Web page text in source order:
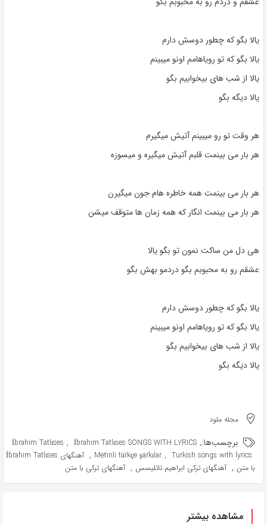
یالا بگو که چطور دوسش دارم
یالا بگو که تو رویاهامم اونو میبینم
یالا از شب های بیخوابیم بگو
یالا دیگه بگو
هر وقت تو رو میبینم آتیش میگیرم
هر بار می بینمت قلبم آتیش میگیره و میسوزه
هر بار می بینمت همه خاطره هام جون میگیرن
هر بار می بینمت انگار که همه زمان ها متوقف میشن
هی دل من ساکت نمون تو بگو یالا
عشقم رو به محبوبم بگو دردمو بهش بگو
یالا بگو که چطور دوسش دارم
یالا بگو که تو رویاهامم اونو میبینم
یالا از شب های بیخوابیم بگو
یالا دیگه بگو
مجله ملود
برچسب‌ها: İbrahim Tatlıses , İbrahim Tatlıses SONGS WITH LYRICS ,
Metinli türkçe şarkılar , Turkish songs with lyrics
,
آهنگهای İbrahim Tatlıses
با متن , آهنگهای ترکی ابراهیم تاتلیسس , آهنگهای ترکی با متن
مشاهده بیشتر